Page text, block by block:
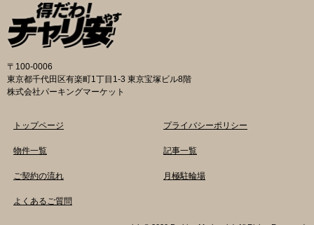
〒100-0006
東京都千代田区有楽町1丁目1-3 東京宝塚ビル8階
株式会社パーキングマーケット
トップページ
物件一覧
ご契約の流れ
よくあるご質問
プライバシーポリシー
記事一覧
月極駐輪場